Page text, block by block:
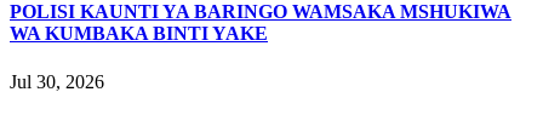
POLISI KAUNTI YA BARINGO WAMSAKA MSHUKIWA
WA KUMBAKA BINTI YAKE
Jul 30, 2026